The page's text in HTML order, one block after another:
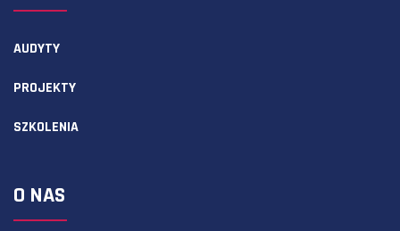
AUDYTY
PROJEKTY
SZKOLENIA
O NAS